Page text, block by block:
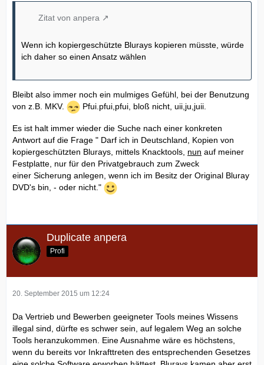
Zitat von anpera
Wenn ich kopiergeschützte Blurays kopieren müsste, würde
ich daher so einen Ansatz wählen
Bleibt also immer noch ein mulmiges Gefühl, bei der Benutzung
von z.B. MKV.
Pfui.pfui,pfui, bloß nicht, uii,ju,juii.
Es ist halt immer wieder die Suche nach einer konkreten
Antwort auf die Frage " Darf ich in Deutschland, Kopien von
kopiergeschützten Blurays, mittels Knacktools, nun auf meiner
Festplatte, nur für den Privatgebrauch zum Zweck
einer Sicherung anlegen, wenn ich im Besitz der Original Bluray
DVD's bin, - oder nicht."
Duplicate anpera
Profi
20. September 2015 um 12:24
Da Vertrieb und Bewerben geeigneter Tools meines Wissens
illegal sind, dürfte es schwer sein, auf legalem Weg an solche
Tools heranzukommen. Eine Ausnahme wäre es höchstens,
wenn du bereits vor Inkrafttreten des entsprechenden Gesetzes